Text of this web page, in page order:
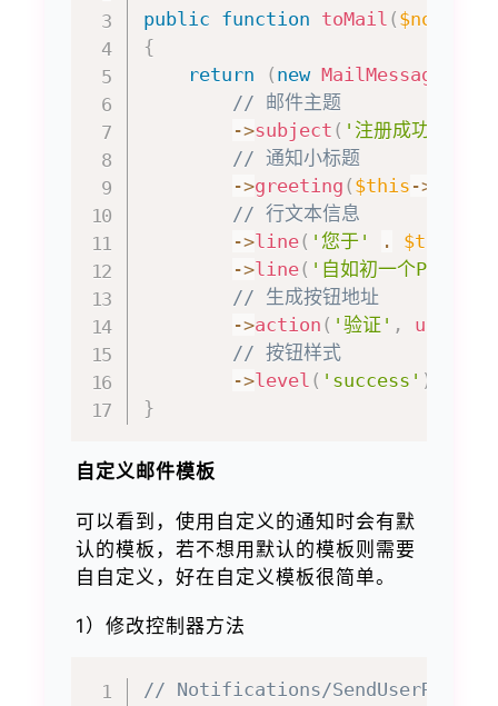
public function toMail (
{
return
( new MailMessage
// 邮件主题
->subject ( '注册成功'
// 通知小标题
->greeting ( $this ->
// 行文本信息
->line( '您于' . $this
->line( '自如初一个PHP记录
// 生成按钮地址
->action ( '验证' , url
// 按钮样式
->level ( 'success' )
}
自定义邮件模板
可以看到，使用自定义的通知时会有默
认的模板，若不想用默认的模板则需要
自自定义，好在自定义模板很简单。
1）修改控制器方法
// Notifications/